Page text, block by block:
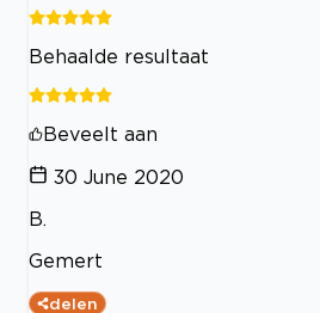
Behaalde resultaat
Beveelt aan
30 June 2020
B.
Gemert
delen